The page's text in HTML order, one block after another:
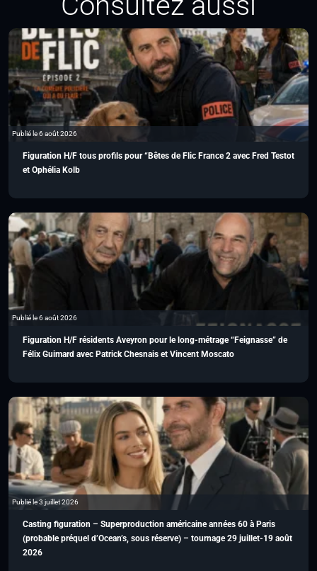
Publié le 6 août 2026
Figuration H/F tous profils pour “Bêtes de Flic France 2 avec Fred Testot
et Ophélia Kolb
Publié le 6 août 2026
Figuration H/F résidents Aveyron pour le long-métrage “Feignasse” de
Félix Guimard avec Patrick Chesnais et Vincent Moscato
Publié le 3 juillet 2026
Casting figuration – Superproduction américaine années 60 à Paris
(probable préquel d’Ocean’s, sous réserve) – tournage 29 juillet-19 août
2026